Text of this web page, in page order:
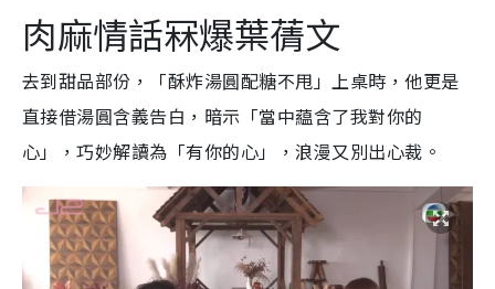
肉麻情話冧爆葉蒨文
去到甜品部份，「酥炸湯圓配糖不甩」上桌時，他更是
直接借湯圓含義告白，暗示「當中藴含了我對你的
心」，巧妙解讀為「有你的心」，浪漫又別出心裁。